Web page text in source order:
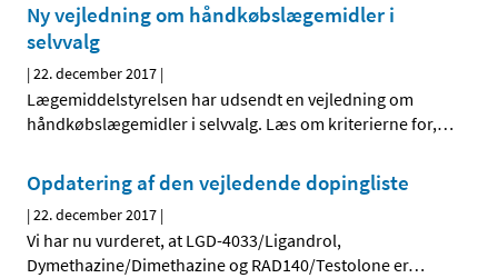
Ny vejledning om håndkøbslægemidler i
selvvalg
|22. december 2017 |
Lægemiddelstyrelsen har udsendt en vejledning om
håndkøbslægemidler i selvvalg. Læs om kriterierne for,…
Opdatering af den vejledende dopingliste
|22. december 2017 |
Vi har nu vurderet, at LGD-4033/Ligandrol,
Dymethazine/Dimethazine og RAD140/Testolone er…